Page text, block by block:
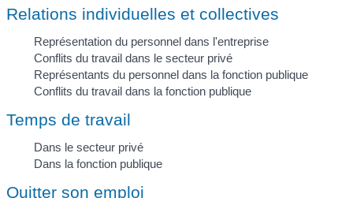
Relations individuelles et collectives
Représentation du personnel dans l'entreprise
Conflits du travail dans le secteur privé
Représentants du personnel dans la fonction publique
Conflits du travail dans la fonction publique
Temps de travail
Dans le secteur privé
Dans la fonction publique
Quitter son emploi